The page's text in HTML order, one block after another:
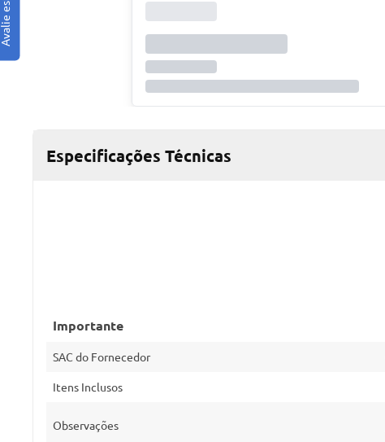
Especificações Técnicas
Importante
SAC do Fornecedor
Itens Inclusos
Observações